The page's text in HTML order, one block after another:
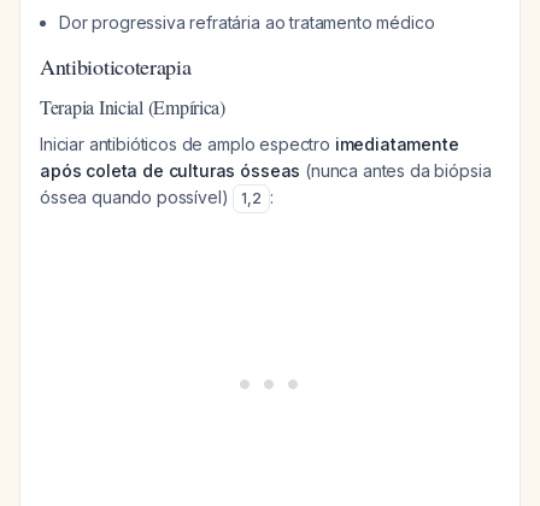
Dor progressiva refratária ao tratamento médico
Antibioticoterapia
Terapia Inicial (Empírica)
Iniciar antibióticos de amplo espectro imediatamente
após coleta de culturas ósseas (nunca antes da biópsia
óssea quando possível)
1,2 :